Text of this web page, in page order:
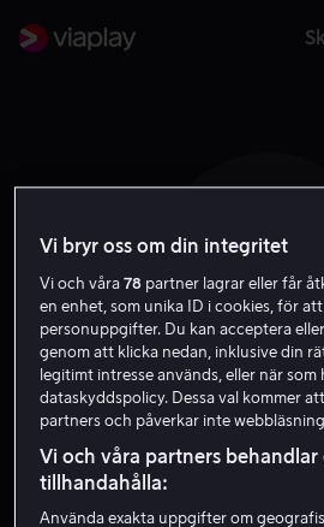
C C S
Christopher
Smith
Vi bryr oss om din integritet
Vi och våra78 partner lagrar eller får
en enhet, som unika ID i cookies, för
personuppgifter. Du kan acceptera
genom att klicka nedan, inklusive din
legitimt intresse används, eller när som
dataskyddspolicy. Dessa val kommer
partners och påverkar inte
Vi och våra partners
tillhandahålla:
Använda exakta uppgifter om